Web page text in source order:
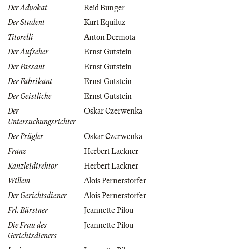
Der Advokat
Reid Bunger
Der Student
Kurt Equiluz
Titorelli
Anton Dermota
Der Aufseher
Ernst Gutstein
Der Passant
Ernst Gutstein
Der Fabrikant
Ernst Gutstein
Der Geistliche
Ernst Gutstein
Der
Untersuchungsrichter
Oskar Czerwenka
Der Prügler
Oskar Czerwenka
Franz
Herbert Lackner
Kanzleidirektor
Herbert Lackner
Willem
Alois Pernerstorfer
Der Gerichtsdiener
Alois Pernerstorfer
Frl. Bürstner
Jeannette Pilou
Die Frau des
Gerichtsdieners
Jeannette Pilou